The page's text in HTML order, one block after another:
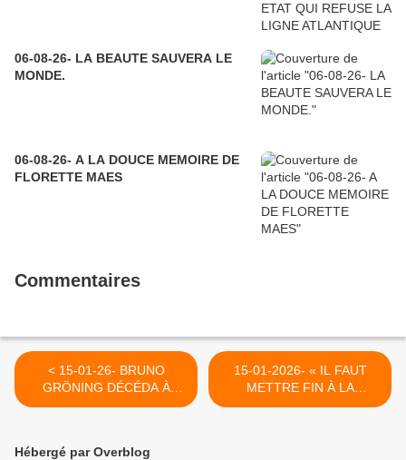
06-08-26- LA BEAUTE SAUVERA LE
MONDE.
06-08-26- A LA DOUCE MEMOIRE DE
FLORETTE MAES
Commentaires
< 15-01-26- BRUNO
GRÖNING DÉCÉDA À
PARIS LE 26/01/1959 -
15-01-2026- « IL FAUT
METTRE FIN À LA
DURETÉ DE COEUR » >
Hébergé par Overblog